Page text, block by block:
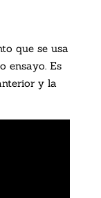
que se usa
ensayo. Es
y la